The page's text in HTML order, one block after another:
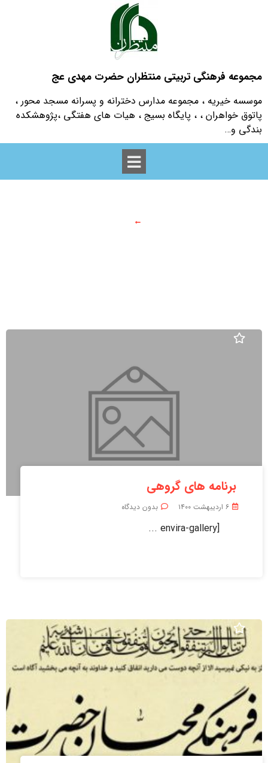
مجموعه فرهنگی تربیتی منتظران حضرت مهدی عج
موسسه خیریه ، مجموعه مدارس دخترانه و پسرانه مسجد محور ،
پاتوق خواهران ، ، پایگاه بسیج ، هیات های هفتگی ،پژوهشکده
بندگی و…
برنامه های گروهی
۶ اردیبهشت ۱۴۰۰ بدون دیدگاه
[envira-gallery ...